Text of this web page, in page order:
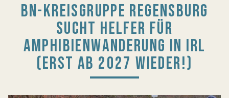
BN-KREISGRUPPE REGENSBURG
SUCHT HELFER FÜR
AMPHIBIENWANDERUNG IN IRL
(ERST AB 2027 WIEDER!)